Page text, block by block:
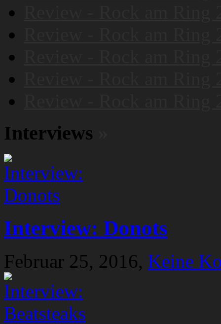
Interviews
Interview: Donots
Februar 25, 2016, Keine